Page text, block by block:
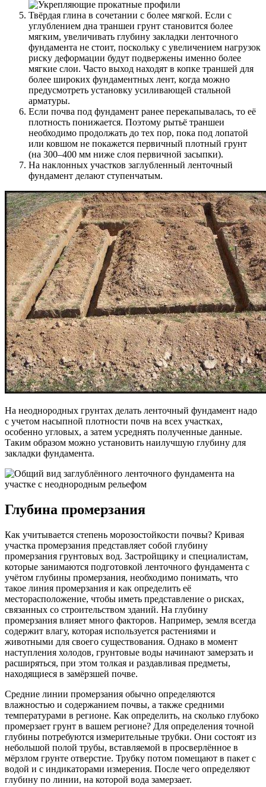
Твёрдая глина в сочетании с более мягкой. Если с
углублением дна траншеи грунт становится более
мягким, увеличивать глубину закладки ленточного
фундамента не стоит, поскольку с увеличением нагрузок
риску деформации будут подвержены именно более
мягкие слои. Часто выход находят в копке траншей для
более широких фундаментных лент, когда можно
предусмотреть установку усиливающей стальной
арматуры.
Если почва под фундамент ранее перекапывалась, то её
плотность понижается. Поэтому рытьё траншеи
необходимо продолжать до тех пор, пока под лопатой
или ковшом не покажется первичный плотный грунт
(на 300–400 мм ниже слоя первичной засыпки).
На наклонных участков заглубленный ленточный
фундамент делают ступенчатым.
На неоднородных грунтах делать ленточный фундамент надо
с учетом насыпной плотности почв на всех участках,
особенно угловых, а затем усреднять полученные данные.
Таким образом можно установить наилучшую глубину для
закладки фундамента.
Глубина промерзания
Как учитывается степень морозостойкости почвы? Кривая
участка промерзания представляет собой глубину
промерзания грунтовых вод. Застройщику и специалистам,
которые занимаются подготовкой ленточного фундамента с
учётом глубины промерзания, необходимо понимать, что
такое линия промерзания и как определить её
месторасположение, чтобы иметь представление о рисках,
связанных со строительством зданий. На глубину
промерзания влияет много факторов. Например, земля всегда
содержит влагу, которая используется растениями и
животными для своего существования. Однако в момент
наступления холодов, грунтовые воды начинают замерзать и
расширяться, при этом толкая и раздавливая предметы,
находящиеся в замёрзшей почве.
Средние линии промерзания обычно определяются
влажностью и содержанием почвы, а также средними
температурами в регионе. Как определить, на сколько глубоко
промерзает грунт в вашем регионе? Для определения точной
глубины потребуются измерительные трубки. Они состоят из
небольшой полой трубы, вставляемой в просверлённое в
мёрзлом грунте отверстие. Трубку потом помещают в пакет с
водой и с индикаторами измерения. После чего определяют
глубину по линии, на которой вода замерзает.